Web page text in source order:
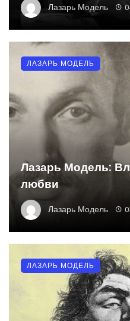
Лазарь Модель
Лазарь Модель:
любви
Лазарь Модель
ЛАЗАРЬ МОДЕЛЬ
ЛАЗАРЬ МОДЕЛЬ